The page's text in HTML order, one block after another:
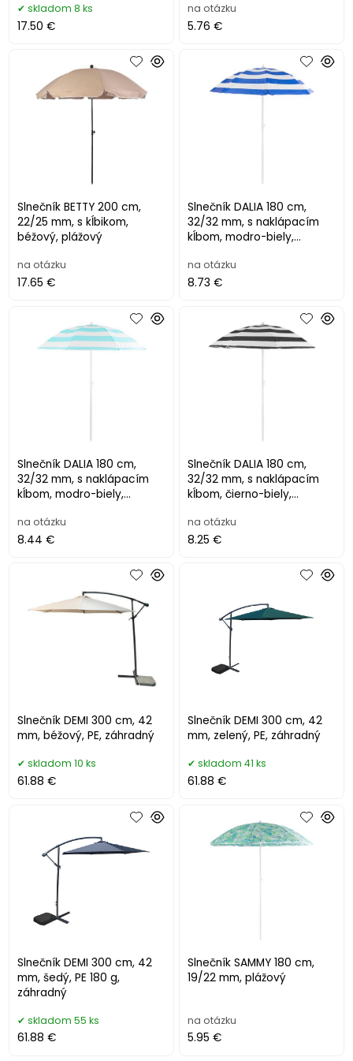
skladom 8 ks
17.50 €
na otázku
5.76 €
Slnečník BETTY 200 cm,
22/25 mm, s kĺbikom,
béžový, plážový
na otázku
17.65 €
Slnečník DALIA 180 cm,
32/32 mm, s naklápacím
kĺbom, modro-biely,
na otázku
8.73 €
Slnečník DALIA 180 cm,
32/32 mm, s naklápacím
kĺbom, modro-biely,
na otázku
8.44 €
Slnečník DALIA 180 cm,
32/32 mm, s naklápacím
kĺbom, čierno-biely,
na otázku
8.25 €
Slnečník DEMI 300 cm, 42
mm, béžový, PE, záhradný
skladom 10 ks
61.88 €
Slnečník DEMI 300 cm, 42
mm, zelený, PE, záhradný
skladom 41 ks
61.88 €
Slnečník DEMI 300 cm, 42
mm, šedý, PE 180 g,
záhradný
skladom 55 ks
61.88 €
Slnečník SAMMY 180 cm,
19/22 mm, plážový
na otázku
5.95 €